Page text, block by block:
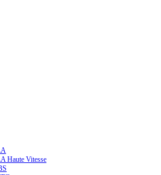
Haute Vitesse